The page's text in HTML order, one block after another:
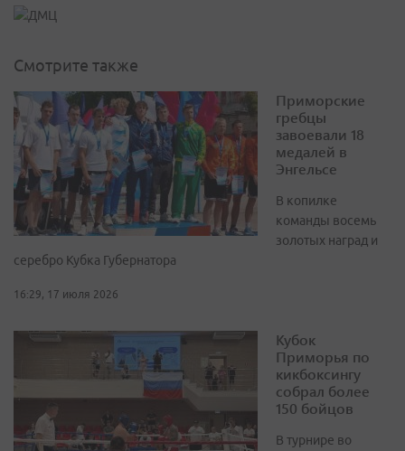
Смотрите также
Приморские
гребцы
завоевали 18
медалей в
Энгельсе
В копилке
команды восемь
золотых наград и
серебро Кубка Губернатора
16:29, 17 июля 2026
Кубок
Приморья по
кикбоксингу
собрал более
150 бойцов
В турнире во